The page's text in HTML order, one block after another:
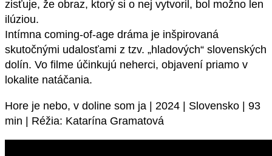
zisťuje, že obraz, ktorý si o nej vytvoril, bol možno len
ilúziou.
Intímna coming-of-age dráma je inšpirovaná
skutočnými udalosťami z tzv. „hladových“ slovenských
dolín. Vo filme účinkujú neherci, objavení priamo v
lokalite natáčania.
Hore je nebo, v doline som ja | 2024 | Slovensko | 93
min | Réžia: Katarína Gramatová